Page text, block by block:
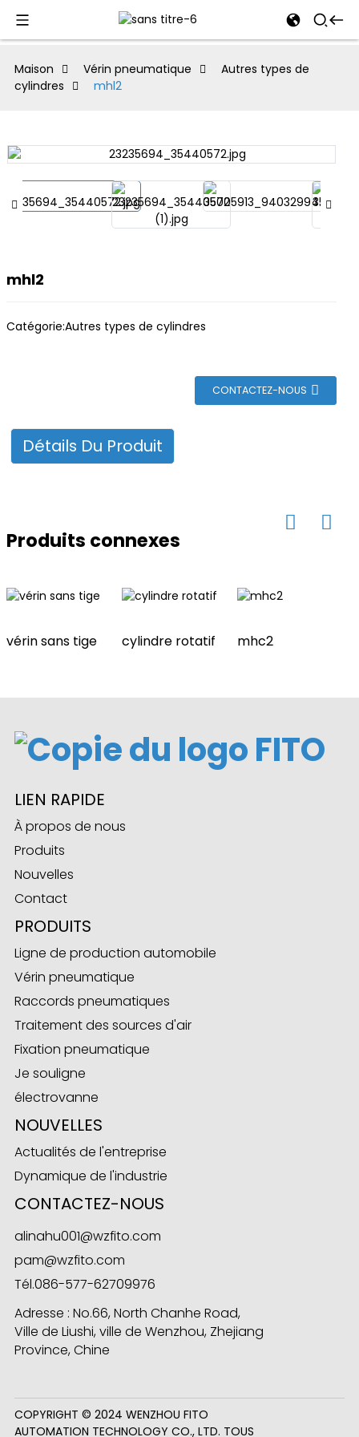
Maison Vérin pneumatique
Autres types de
cylindres
mhl2
mhl2
Catégorie:Autres types de cylindres
CONTACTEZ-NOUS
Détails Du Produit
Produits connexes
vérin sans tige cylindre rotatif mhc2
LIEN RAPIDE
À propos de nous
Produits
Nouvelles
Contact
PRODUITS
Ligne de production automobile
Vérin pneumatique
Raccords pneumatiques
Traitement des sources d'air
Fixation pneumatique
Je souligne
électrovanne
NOUVELLES
Actualités de l'entreprise
Dynamique de l'industrie
CONTACTEZ-NOUS
alinahu001@wzfito.com
pam@wzfito.com
Tél.086-577-62709976
Adresse : No.66, North Chanhe Road,
Ville de Liushi, ville de Wenzhou, Zhejiang
Province, Chine
COPYRIGHT © 2024 WENZHOU FITO
AUTOMATION TECHNOLOGY CO., LTD. TOUS